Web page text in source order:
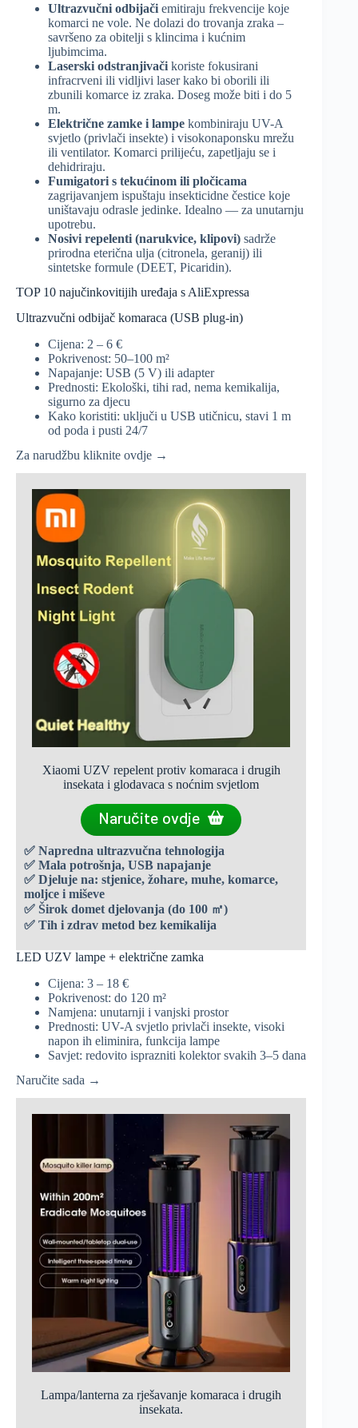
Ultrazvučni odbijači emitiraju frekvencije koje
komarci ne vole. Ne dolazi do trovanja zraka –
savršeno za obitelji s klincima i kućnim
ljubimcima.
Laserski odstranjivači koriste fokusirani
infracrveni ili vidljivi laser kako bi oborili ili
zbunili komarce iz zraka. Doseg može biti i do 5
m.
Električne zamke i lampe kombiniraju UV-A
svjetlo (privlači insekte) i visokonaponsku mrežu
ili ventilator. Komarci prilijeću, zapetljaju se i
dehidriraju.
Fumigatori s tekućinom ili pločicama
zagrijavanjem ispuštaju insekticidne čestice koje
uništavaju odrasle jedinke. Idealno — za unutarnju
upotrebu.
Nosivi repelenti (narukvice, klipovi) sadrže
prirodna eterična ulja (citronela, geranij) ili
sintetske formule (DEET, Picaridin).
TOP 10 najučinkovitijih uređaja s AliExpressa
Ultrazvučni odbijač komaraca (USB plug-in)
Cijena: 2 – 6 €
Pokrivenost: 50–100 m²
Napajanje: USB (5 V) ili adapter
Prednosti: Ekološki, tihi rad, nema kemikalija,
sigurno za djecu
Kako koristiti: uključi u USB utičnicu, stavi 1 m
od poda i pusti 24/7
Za narudžbu kliknite ovdje →
Xiaomi UZV repelent protiv komaraca i drugih
insekata i glodavaca s noćnim svjetlom
Naručite ovdje
✅ Napredna ultrazvučna tehnologija
✅ Mala potrošnja, USB napajanje
✅ Djeluje na: stjenice, žohare, muhe, komarce,
moljce i miševe
✅ Širok domet djelovanja (do 100 ㎡)
✅ Tih i zdrav metod bez kemikalija
LED UZV lampe + električne zamka
Cijena: 3 – 18 €
Pokrivenost: do 120 m²
Namjena: unutarnji i vanjski prostor
Prednosti: UV-A svjetlo privlači insekte, visoki
napon ih eliminira, funkcija lampe
Savjet: redovito isprazniti kolektor svakih 3–5 dana
Naručite sada →
Lampa/lanterna za rješavanje komaraca i drugih
insekata.